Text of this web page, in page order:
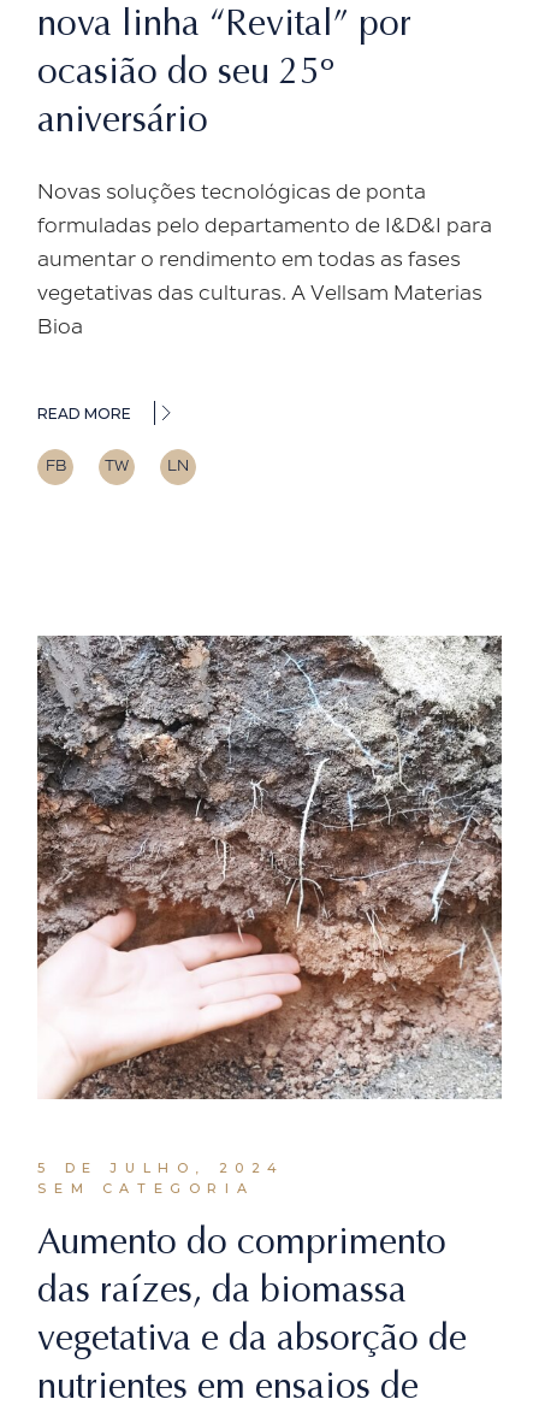
nova linha “Revital” por
ocasião do seu 25º
aniversário
Novas soluções tecnológicas de ponta
formuladas pelo departamento de I&D&I para
aumentar o rendimento em todas as fases
vegetativas das culturas. A Vellsam Materias
Bioa
READ MORE
FB TW LN
5 DE JULHO, 2024
SEM CATEGORIA
Aumento do comprimento
das raízes, da biomassa
vegetativa e da absorção de
nutrientes em ensaios de